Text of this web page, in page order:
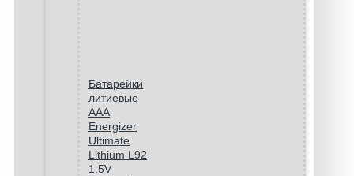
Батарейки
литиевые
ААA
Energizer
Ultimate
Lithium L92
1.5V